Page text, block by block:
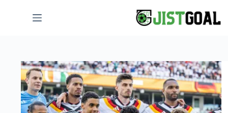
المحتوى